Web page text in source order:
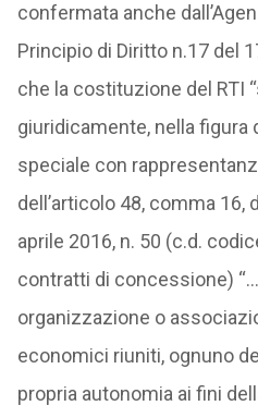
confermata anche
Principio di Diritto n.17 del
che la costituzione del RTI
giuridicamente, nella
speciale con
dell’articolo 48, comma
aprile 2016, n. 50 (c.d.
contratti di concessione)
organizzazione o
economici riuniti, ognuno
propria autonomia ai fini